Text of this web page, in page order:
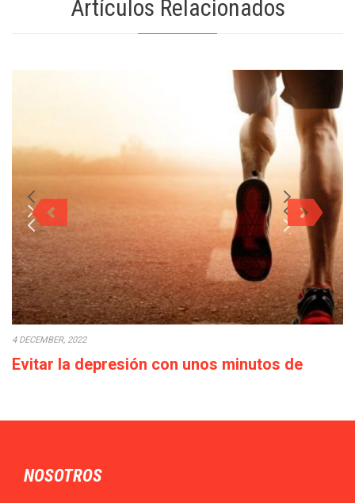
Artículos Relacionados
4 DECEMBER, 2022
Evitar la depresión con unos minutos de
NOSOTROS